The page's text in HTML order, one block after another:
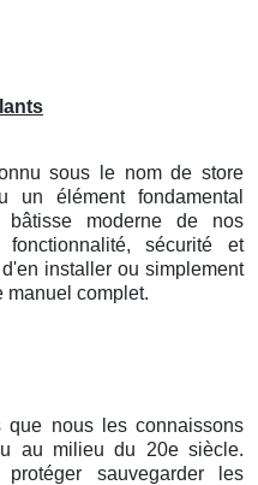
sous le nom de store
un élément fondamental
moderne de nos
sécurité et
installer ou simplement
manuel complet.
que nous les connaissons
au milieu du 20e siècle.
sauvegarder les